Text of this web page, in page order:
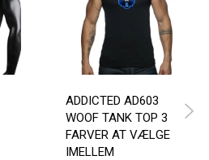
ADDICTED AD603
WOOF TANK TOP 3
FARVER AT VÆLGE
IMELLEM